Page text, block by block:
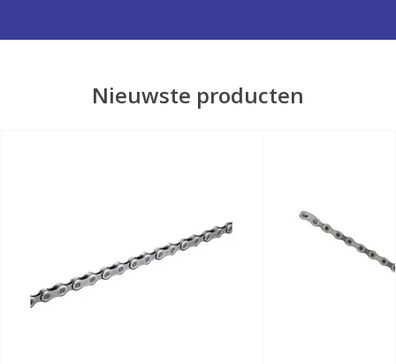
Nieuwste producten